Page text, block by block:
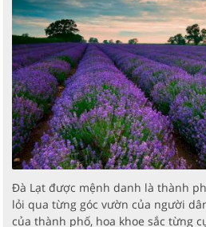
Đà Lạt được mệnh danh là thành
lỏi qua từng góc vườn của người
của thành phố, hoa khoe sắc từng